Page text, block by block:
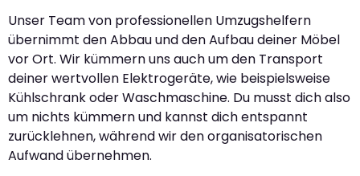
Unser Team von professionellen Umzugshelfern
übernimmt den Abbau und den Aufbau deiner Möbel
vor Ort. Wir kümmern uns auch um den Transport
deiner wertvollen Elektrogeräte, wie beispielsweise
Kühlschrank oder Waschmaschine. Du musst dich also
um nichts kümmern und kannst dich entspannt
zurücklehnen, während wir den organisatorischen
Aufwand übernehmen.